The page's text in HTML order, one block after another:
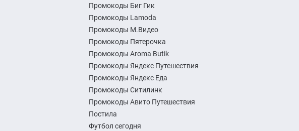
Промокоды Биг Гик
Промокоды Lamoda
Промокоды М.Видео
Промокоды Пятерочка
Промокоды Aroma Butik
Промокоды Яндекс Путешествия
Промокоды Яндекс Еда
Промокоды Ситилинк
Промокоды Авито Путешествия
Постила
Футбол сегодня